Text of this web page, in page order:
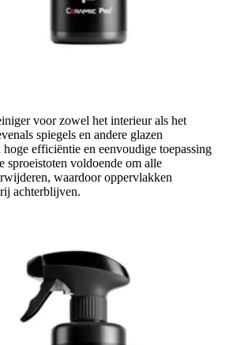
voor zowel het interieur als het
spiegels en andere glazen
efficiëntie en eenvoudige toepassing
sproeistoten voldoende om alle
waardoor oppervlakken
achterblijven.